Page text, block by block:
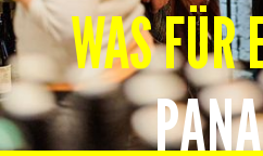
WAS FÜR